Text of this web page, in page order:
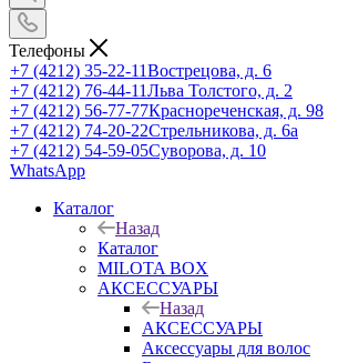
Телефоны
+7 (4212) 35-22-11Вострецова, д. 6
+7 (4212) 76-44-11Льва Толстого, д. 2
+7 (4212) 56-77-77Краснореченская, д. 98
+7 (4212) 74-20-22Стрельникова, д. 6а
+7 (4212) 54-59-05Суворова, д. 10
WhatsApp
Каталог
Назад
Каталог
MILOTA BOX
АКСЕССУАРЫ
Назад
АКСЕССУАРЫ
Аксессуары для волос